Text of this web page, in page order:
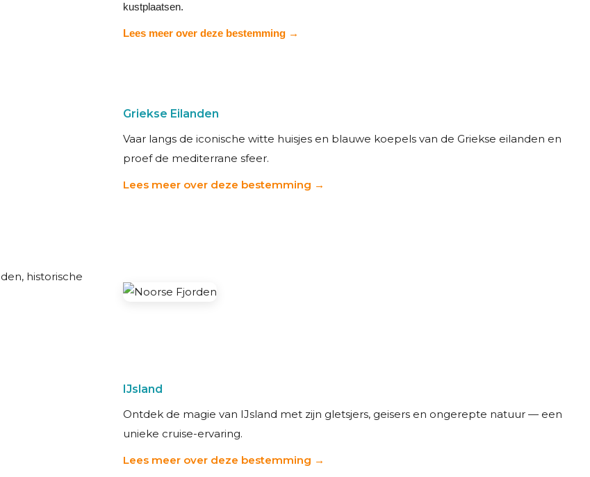
kustplaatsen.
Lees meer over deze bestemming →
Griekse Eilanden
Vaar langs de iconische witte huisjes en blauwe koepels van de Griekse eilanden en
proef de mediterrane sfeer.
Lees meer over deze bestemming →
historische
IJsland
Ontdek de magie van IJsland met zijn gletsjers, geisers en ongerepte natuur — een
unieke cruise-ervaring.
Lees meer over deze bestemming →